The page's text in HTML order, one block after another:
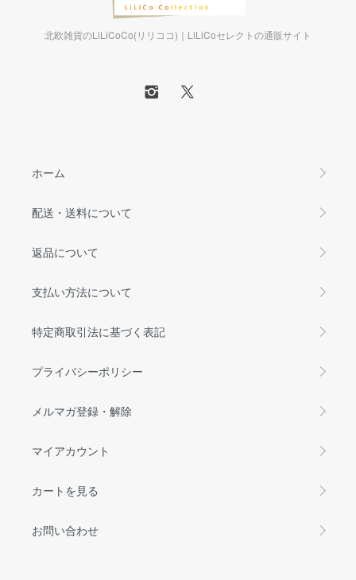
北欧雑貨のLiLiCoCo(リリココ)｜LiLiCoセレクトの通販サイト
ホーム
配送・送料について
返品について
支払い方法について
特定商取引法に基づく表記
プライバシーポリシー
メルマガ登録・解除
マイアカウント
カートを見る
お問い合わせ